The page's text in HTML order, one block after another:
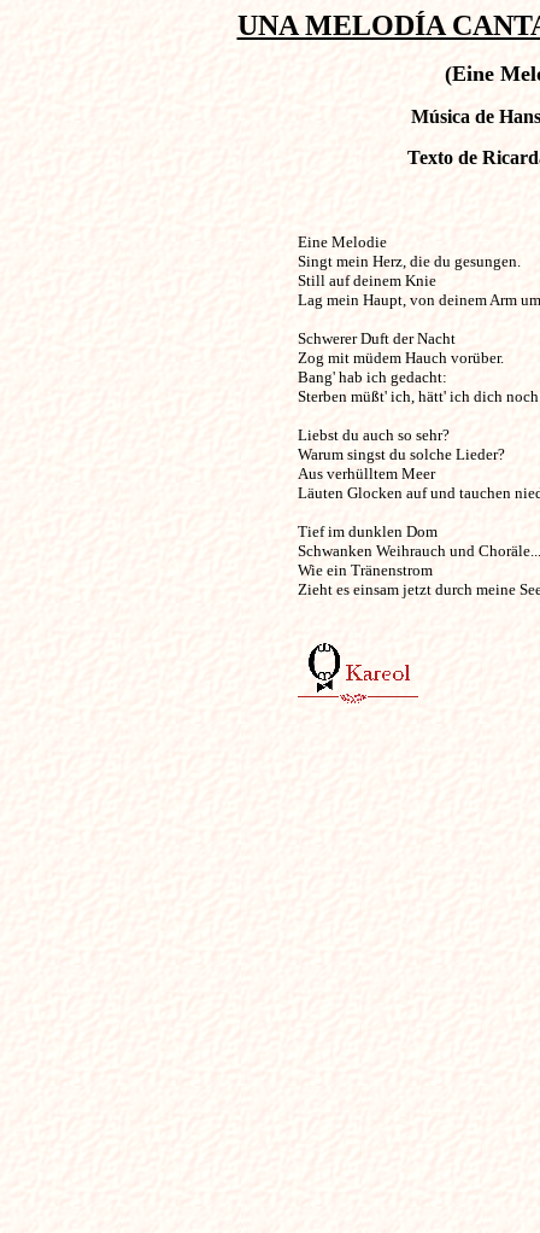
UNA MELODÍA
(Eine
Música de
Texto de
Eine
Singt mein Herz, die du gesungen.
Still auf deinem Knie
Lag mein Haupt, von deinem Arm
Schwerer Duft der Nacht
Zog mit müdem Hauch vorüber.
Bang' hab ich gedacht:
Sterben müßt' ich, hätt' ich dich
Liebst du auch so sehr?
Warum singst du solche Lieder?
Aus verhülltem Meer
Läuten Glocken auf und tauchen
Tief im dunklen Dom
Schwanken Weihrauch und Choräle...
Wie ein Tränenstrom
Zieht es einsam jetzt durch meine